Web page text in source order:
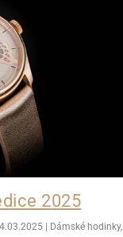
2025
| Dámské hodinky,